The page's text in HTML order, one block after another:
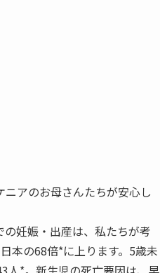
アのお母さんたちが安心し
妊娠・出産は、私たちが考
本の68倍*に上ります。5歳未